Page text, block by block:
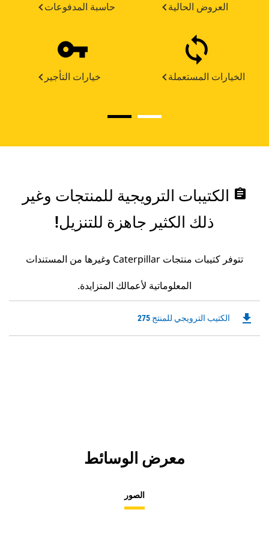
حاسبة المدفوعات العروض الحالية
خيارات التأجير الخيارات المستعملة
assignment الكتيبات الترويجية للمنتجات وغير
ذلك الكثير جاهزة للتنزيل!
تتوفر كتيبات منتجات Caterpillar وغيرها من المستندات
المعلوماتية لأعمالك المتزايدة.
الكتيب الترويجي للمنتج 275Downloadable
file_download
معرض الوسائط
الصور